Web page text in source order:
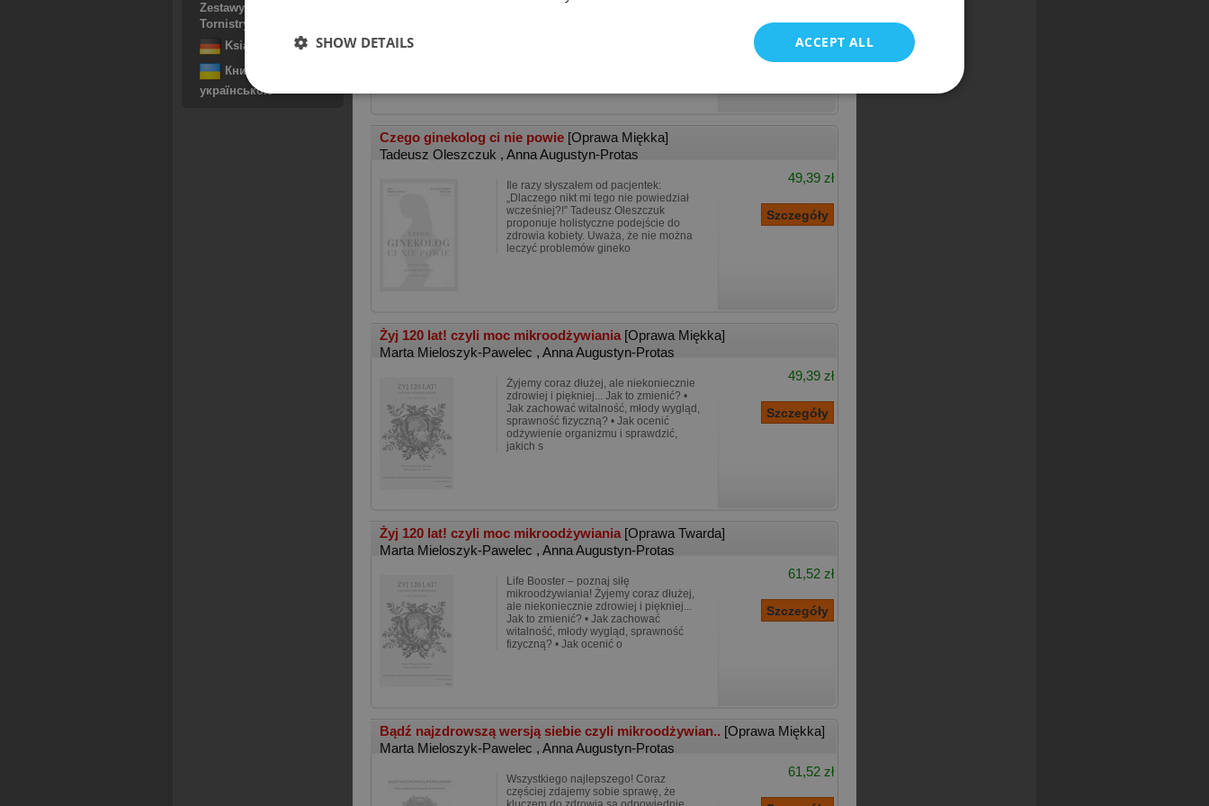
Zestawy. Torby. Plecaki.
Tornistry. Worki
Książki Niemieckie
Книги
українською
Czego ginekolog ci nie powie [Oprawa Miękka]
Tadeusz Oleszczuk , Anna Augustyn-Protas
Ile razy słyszałem od pacjentek:
„Dlaczego nikt mi tego nie powiedział
wcześniej?!” Tadeusz Oleszczuk
proponuje holistyczne podejście do
zdrowia kobiety. Uważa, że nie można
leczyć problemów gineko
49,39 zł
Żyj 120 lat! czyli moc mikroodżywiania [Oprawa Miękka]
Marta Mieloszyk-Pawelec , Anna Augustyn-Protas
Żyjemy coraz dłużej, ale niekoniecznie
zdrowiej i piękniej... Jak to zmienić? •
Jak zachować witalność, młody wygląd,
sprawność fizyczną? • Jak ocenić
odżywienie organizmu i sprawdzić,
jakich s
49,39 zł
Żyj 120 lat! czyli moc mikroodżywiania [Oprawa Twarda]
Marta Mieloszyk-Pawelec , Anna Augustyn-Protas
Life Booster – poznaj siłę
mikroodżywiania! Żyjemy coraz dłużej,
ale niekoniecznie zdrowiej i piękniej...
Jak to zmienić? • Jak zachować
witalność, młody wygląd, sprawność
fizyczną? • Jak ocenić o
61,52 zł
Bądź najzdrowszą wersją siebie czyli mikroodżywian.. [Oprawa Miękka]
Marta Mieloszyk-Pawelec , Anna Augustyn-Protas
Wszystkiego najlepszego! Coraz
częściej zdajemy sobie sprawę, że
61,52 zł
ACCEPT ALL
SHOW DETAILS